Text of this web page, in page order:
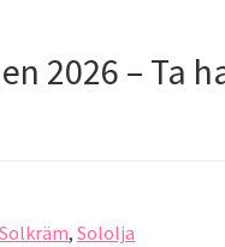
2026 – Ta
Solkräm, Sololja